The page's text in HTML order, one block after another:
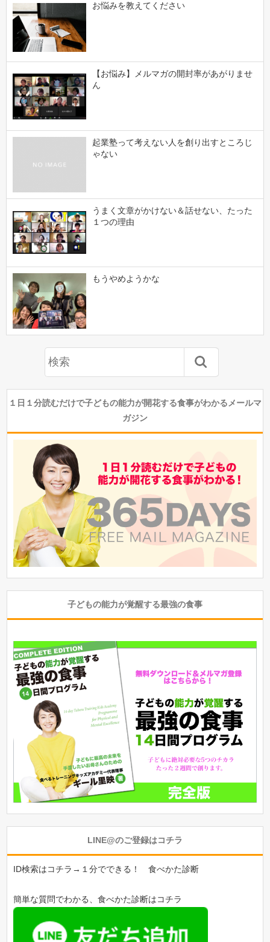
お悩みを教えてください
【お悩み】メルマガの開封率があがりませ
ん
起業塾って考えない人を創り出すところじ
ゃない
うまく文章がかけない＆話せない、たった
１つの理由
もうやめようかな
１日１分読むだけで子どもの能力が開花する食事がわかるメールマ
ガジン
子どもの能力が覚醒する最強の食事
LINE@のご登録はコチラ
ID検索はコチラ→１分でできる！ 食べかた診断
簡単な質問でわかる、食べかた診断はコチラ